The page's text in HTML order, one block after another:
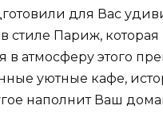
для Вас
стиле Париж,
в атмосферу этого
уютные кафе,
наполнит Ваш